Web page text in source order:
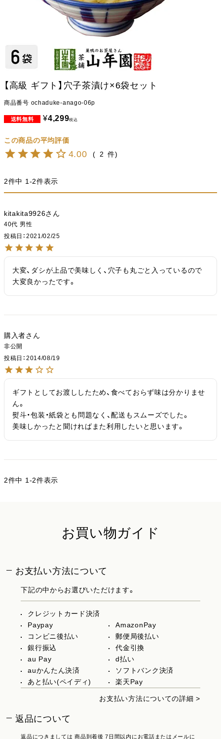
【高級 ギフト】穴子茶漬け×6袋セット
商品番号 ochaduke-anago-06p
¥4,299税込
4.00 2
2件中 1-2件表示
kitakita9926
40代 男性
投稿日
2021/02/25
大変、ダシが上品で美味しく、穴子も丸ごと入っているので
大変良かったです。
購入者
非公開
投稿日
2014/08/19
ギフトとしてお渡ししたため、食べておらず味は分かりませ
ん。
熨斗・包装・紙袋とも問題なく、配送もスムーズでした。
美味しかったと聞ければまた利用したいと思います。
2件中 1-2件表示
お買い物ガイド
お支払い方法について
下記の中からお選びいただけます。
クレジットカード決済
Paypay
AmazonPay
コンビニ後払い
郵便局後払い
銀行振込
代金引換
au Pay
d払い
auかんたん決済
ソフトバンク決済
あと払い(ペイディ)
楽天Pay
お支払い方法についての詳細 >
返品について
返品につきましては 商品到着後 7日間以内にお電話またはメールに